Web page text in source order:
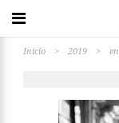
Inicio > 2019 >